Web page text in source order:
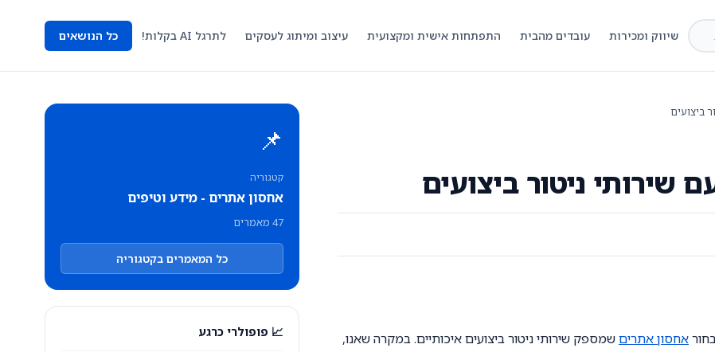
שיווק ומכירות עובדים מהבית התפתחות אישית ומקצועית עיצוב ומיתוג לעסקים לתרגל AI בקלות! כל הנושאים
ביצועים
שירותי ניטור ביצועים
אחסון אתריםשמספק שירותי ניטור ביצועים איכותיים. במקרה שאנו,
📌
קטגוריה
אחסון אתרים - מידע וטיפים
47 מאמרים
כל המאמרים בקטגוריה
📈 פופולרי כרגע